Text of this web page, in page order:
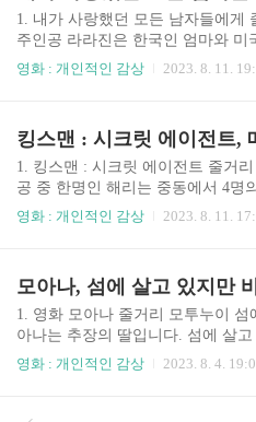
벅스와 디즈니 팬이라면 놓칠 수 없
같습니다. 제품별로 수량이 한정되
원하는 제품을 구매하기 위해 오픈
들도 많습니다. 이번 2023년 스타벅
하는 경우도 있는데 매장 소진 제품
도 같이 공유드릴게요 :) ..
1. 내가 사랑했던 모든 남자들에게
주인공 라라진은 한국인 엄마와 미
에서 태어난 혼혈이고 언니 한명과
집에 살고 있는 조쉬를 짝사랑하지
을 알지 못한채 라라진의 언니와 사
다. 하지만 언니는 라라진이 짝사랑
못하고 남자친구와 데이트를 할때
진을 데리고 다녔습니다. 주인공 라
으로 새로운 친구를 사귀는게 쉽지
라라진은 짝사랑 매니아인데 남들
영화 : 개인적인 감상 2023. 8. 11.
1. 킹스맨 : 시크릿 에이전트 줄거
공 중 한명인 해리는 중동에서 4명
께 작전을 수행했습니다. 작전 수행
사함 마음이 들어 해리는 그의 가족
니다. 해리는 그의 가족에게 메달
고 도움이 필요할 경우 전화를 한
옥스퍼드'라고 말을 하라고 합니다.
요원에게는 아들있는데 그의 이름
났습니다. 이상 기후 전문가 아놀드
영화 : 개인적인 감상 2023. 8. 11.
1. 영화 모아나 줄거리 모투누이 섬
아나는 추장의 딸입니다. 섬에 살
부터 바다를 좋아한 모아나는 할머
는 바다에 나가고 싶어하지만 아버
영화 : 개인적인 감상 2023. 8. 4.